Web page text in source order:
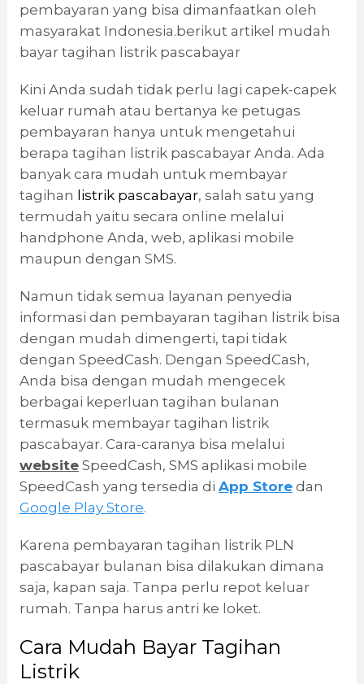
pembayaran yang bisa dimanfaatkan oleh
masyarakat Indonesia.berikut artikel mudah
bayar tagihan listrik pascabayar
Kini Anda sudah tidak perlu lagi capek-capek
keluar rumah atau bertanya ke petugas
pembayaran hanya untuk mengetahui
berapa tagihan listrik pascabayar Anda. Ada
banyak cara mudah untuk membayar
tagihan listrik pascabayar, salah satu yang
termudah yaitu secara online melalui
handphone Anda, web, aplikasi mobile
maupun dengan SMS.
Namun tidak semua layanan penyedia
informasi dan pembayaran tagihan listrik bisa
dengan mudah dimengerti, tapi tidak
dengan SpeedCash. Dengan SpeedCash,
Anda bisa dengan mudah mengecek
berbagai keperluan tagihan bulanan
termasuk membayar tagihan listrik
pascabayar. Cara-caranya bisa melalui
websiteSpeedCash, SMS aplikasi mobile
SpeedCash yang tersedia di App Storedan
Google Play Store.
Karena pembayaran tagihan listrik PLN
pascabayar bulanan bisa dilakukan dimana
saja, kapan saja. Tanpa perlu repot keluar
rumah. Tanpa harus antri ke loket.
Cara Mudah Bayar Tagihan
Listrik